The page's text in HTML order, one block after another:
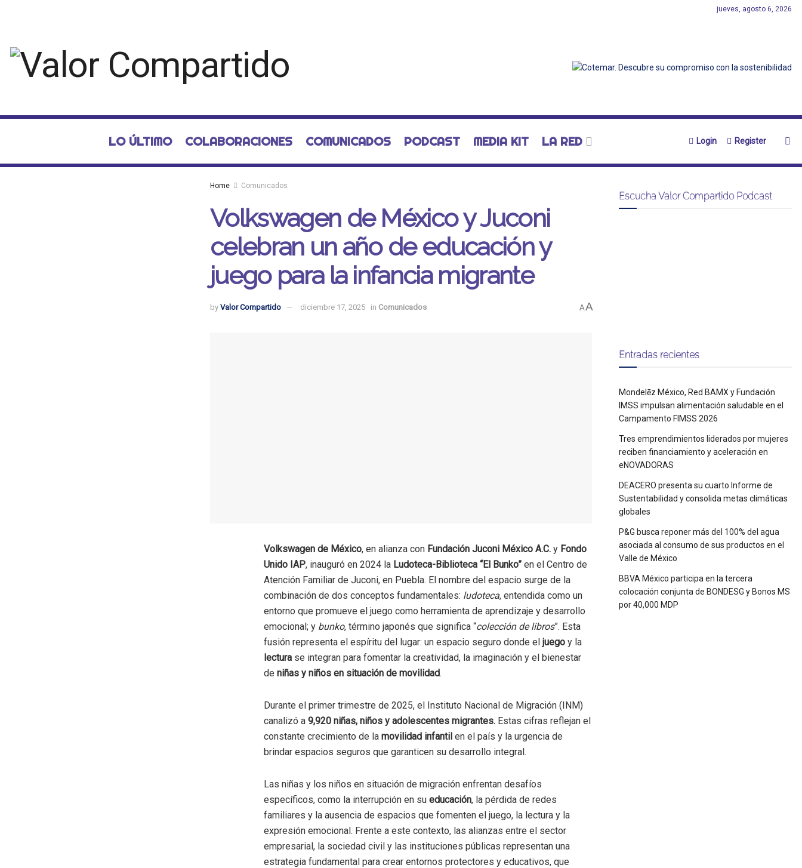
jueves, agosto 6, 2026
LO ÚLTIMO COLABORACIONES COMUNICADOS PODCAST MEDIA KIT LA RED Login Register
Home Comunicados
Volkswagen de México y Juconi
celebran un año de educación y
juego para la infancia migrante
by Valor Compartido diciembre 17, 2025 in Comunicados AA
Volkswagen de México, en alianza con Fundación Juconi México A.C. y Fondo
Unido IAP, inauguró en 2024 la Ludoteca-Biblioteca “El Bunko” en el Centro de
Atención Familiar de Juconi, en Puebla. El nombre del espacio surge de la
combinación de dos conceptos fundamentales: ludoteca, entendida como un
entorno que promueve el juego como herramienta de aprendizaje y desarrollo
emocional; y bunko, término japonés que significa “colección de libros”. Esta
fusión representa el espíritu del lugar: un espacio seguro donde el juego y la
lectura se integran para fomentar la creatividad, la imaginación y el bienestar
de niñas y niños en situación de movilidad.
Durante el primer trimestre de 2025, el Instituto Nacional de Migración (INM)
canalizó a 9,920 niñas, niños y adolescentes migrantes. Estas cifras reflejan el
constante crecimiento de la movilidad infantil en el país y la urgencia de
brindar espacios seguros que garanticen su desarrollo integral.
Las niñas y los niños en situación de migración enfrentan desafíos
específicos, como la interrupción en su educación, la pérdida de redes
familiares y la ausencia de espacios que fomenten el juego, la lectura y la
expresión emocional. Frente a este contexto, las alianzas entre el sector
empresarial, la sociedad civil y las instituciones públicas representan una
estrategia fundamental para crear entornos protectores y educativos, que
Escucha Valor Compartido Podcast
Entradas recientes
Mondelēz México, Red BAMX y Fundación
IMSS impulsan alimentación saludable en el
Campamento FIMSS 2026
Tres emprendimientos liderados por mujeres
reciben financiamiento y aceleración en
eNOVADORAS
DEACERO presenta su cuarto Informe de
Sustentabilidad y consolida metas climáticas
globales
P&G busca reponer más del 100% del agua
asociada al consumo de sus productos en el
Valle de México
BBVA México participa en la tercera
colocación conjunta de BONDESG y Bonos MS
por 40,000 MDP